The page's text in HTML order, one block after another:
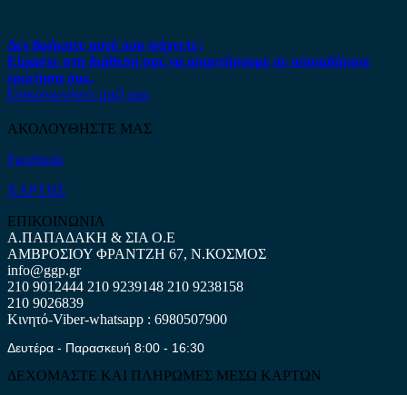
Δεν βρήκατε αυτό που ψάχνετε;
Είμαστε στη διάθεση σας να απαντήσουμε σε οποιαδήποτε
ερώτηση σας.
Επικοινωνήστε μαζί μας
ΑΚΟΛΟΥΘΗΣΤΕ ΜΑΣ
Facebook
ΧΑΡΤΗΣ
ΕΠΙΚΟΙΝΩΝΙΑ
Α.ΠΑΠΑΔΑΚΗ & ΣΙΑ Ο.Ε
ΑΜΒΡΟΣΙΟΥ ΦΡΑΝΤΖΗ 67, Ν.ΚΟΣΜΟΣ
info@ggp.gr
210 9012444 210 9239148 210 9238158
210 9026839
Κινητό-Viber-whatsapp : 6980507900
Δευτέρα - Παρασκευή 8:00 - 16:30
ΔΕΧΟΜΑΣΤΕ ΚΑΙ ΠΛΗΡΩΜΕΣ ΜΕΣΩ ΚΑΡΤΩΝ